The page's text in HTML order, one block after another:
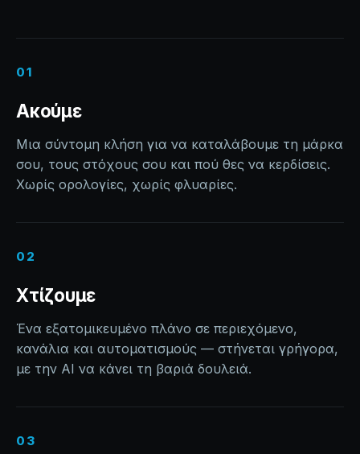
01
Ακούμε
Μια σύντομη κλήση για να καταλάβουμε τη μάρκα
σου, τους στόχους σου και πού θες να κερδίσεις.
Χωρίς ορολογίες, χωρίς φλυαρίες.
02
Χτίζουμε
Ένα εξατομικευμένο πλάνο σε περιεχόμενο,
κανάλια και αυτοματισμούς — στήνεται γρήγορα,
με την AI να κάνει τη βαριά δουλειά.
03